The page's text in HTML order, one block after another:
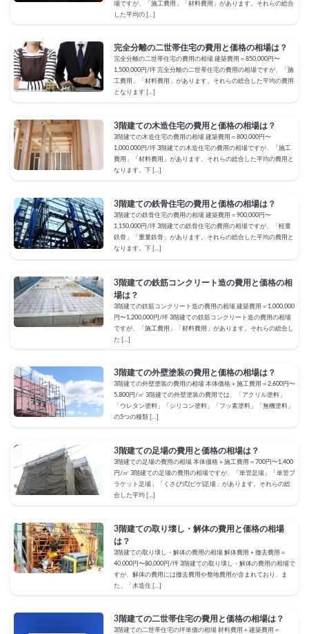
場ですが、「施工費用」「材料費用」があります。それらの総合
した平均の […]
完全分離の二世帯住宅の費用と価格の相場は？
完全分離の二世帯住宅の費用の相場 建築費用＝850,000円〜
1,500,000円/坪 完全分離の二世帯住宅の費用の相場ですが、「施
工費用」「材料費用」があります。それらの総合した平均の費用
となります […]
3階建ての木造住宅の費用と価格の相場は？
3階建ての木造住宅の費用の相場 建築費用＝800,000円〜
1,000,000円/坪 3階建ての木造住宅の費用の相場ですが、「施工
費用」「材料費用」があります。それらの総合した平均の費用と
なります。下 […]
3階建ての鉄骨住宅の費用と価格の相場は？
3階建ての鉄骨住宅の費用の相場 建築費用＝900,000円〜
1,150,000円/坪 3階建ての鉄骨住宅の費用の相場ですが、「軽量
鉄骨」「重量鉄骨」があります。それらの総合した平均の費用と
なります。下 […]
3階建ての鉄筋コンクリート造の費用と価格の相
場は？
3階建ての鉄筋コンクリート造の費用の相場 建築費用＝1,000,000
円〜1,200,000円/坪 3階建ての鉄筋コンクリート造の費用の相場
ですが、「施工費用」「材料費用」があります。それらの総合し
た […]
3階建ての外壁塗装の費用と価格の相場は？
3階建ての外壁塗装の費用の相場 本体価格＋施工費用＝2,600円〜
5,800円/㎡ 3階建ての外壁塗装の費用では、「アクリル塗料」
「ウレタン塗料」「シリコン塗料」「フッ素塗料」「無機塗料」
の5つの種類 […]
3階建ての足場の費用と価格の相場は？
3階建ての足場の費用の相場 本体価格＋施工費用＝700円〜1,400
円/㎡ 3階建ての足場の費用の相場ですが、「単管足場」「単管ブ
ラケット足場」「くさび式(ビケ)足場」があります。それらの総
合した平均 […]
3階建ての取り壊し・解体の費用と価格の相場
は？
3階建ての取り壊し・解体の費用の相場 解体費用＋撤去費用＝
40,000円〜80,000円/坪 3階建ての取り壊し・解体の費用の相場で
すが、解体の費用には撤去費用や整地費用が含まれており、ま
た、「木造住 […]
3階建ての二世帯住宅の費用と価格の相場は？
3階建ての二世帯住宅の坪単価の相場 材料費用＋建築費用＝